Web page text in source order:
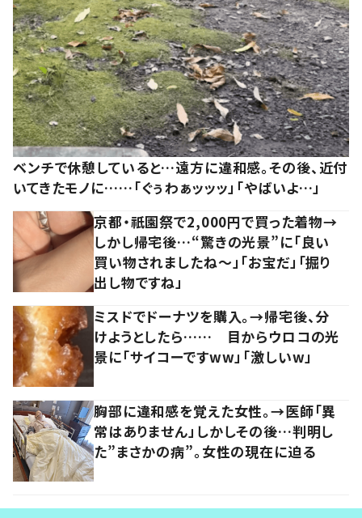
ベンチで休憩していると…遠方に違和感。その後、近付
いてきたモノに……「ぐぅわぁッッッ」「やばいよ…」
京都・祇園祭で2,000円で買った着物→
しかし帰宅後…“驚きの光景”に「良い
買い物されましたね～」「お宝だ」「掘り
出し物ですね」
ミスドでドーナツを購入。→帰宅後、分
けようとしたら…… 目からウロコの光
景に「サイコーですww」「激しいw」
胸部に違和感を覚えた女性。→医師「異
常はありません」しかしその後…判明し
た”まさかの病”。女性の現在に迫る